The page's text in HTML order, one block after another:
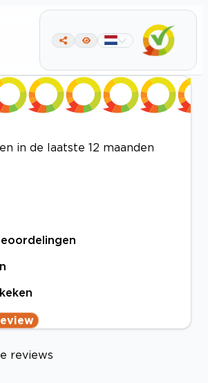
in de laatste 12 maanden
reviews